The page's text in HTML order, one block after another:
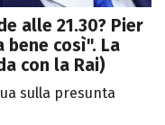
alle 21.30? Pier
bene così". La
con la Rai)
sulla presunta